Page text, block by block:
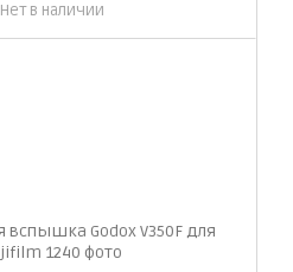
Нет в наличии